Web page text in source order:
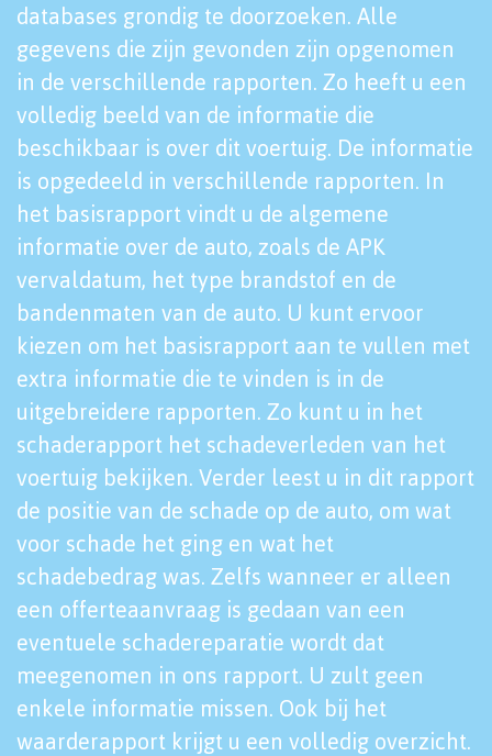
databases grondig te doorzoeken. Alle
gegevens die zijn gevonden zijn opgenomen
in de verschillende rapporten. Zo heeft u een
volledig beeld van de informatie die
beschikbaar is over dit voertuig. De informatie
is opgedeeld in verschillende rapporten. In
het basisrapport vindt u de algemene
informatie over de auto, zoals de APK
vervaldatum, het type brandstof en de
bandenmaten van de auto. U kunt ervoor
kiezen om het basisrapport aan te vullen met
extra informatie die te vinden is in de
uitgebreidere rapporten. Zo kunt u in het
schaderapport het schadeverleden van het
voertuig bekijken. Verder leest u in dit rapport
de positie van de schade op de auto, om wat
voor schade het ging en wat het
schadebedrag was. Zelfs wanneer er alleen
een offerteaanvraag is gedaan van een
eventuele schadereparatie wordt dat
meegenomen in ons rapport. U zult geen
enkele informatie missen. Ook bij het
waarderapport krijgt u een volledig overzicht.